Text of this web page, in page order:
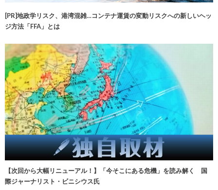
[PR]地政学リスク、港湾混雑…コンテナ運賃の変動リスクへの新しいヘッ
ジ方法「FFA」とは
【次回から大幅リニューアル！】「今そこにある危機」を読み解く 国
際ジャーナリスト・ビニシウス氏